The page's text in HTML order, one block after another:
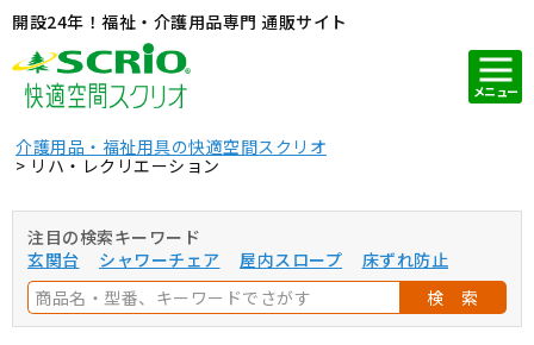
開設24年！福祉・介護用品専門 通販サイト
メニュー
介護用品・福祉用具の快適空間スクリオ
リハ・レクリエーション
注目の検索キーワード
玄関台
シャワーチェア 屋内スロープ
床ずれ防止
検 索